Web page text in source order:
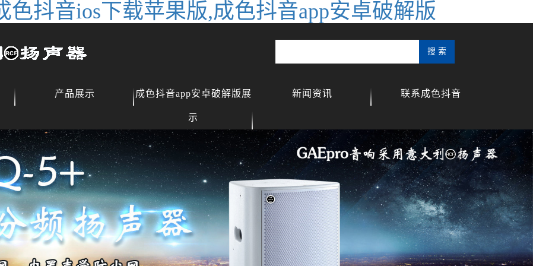
色抖音ios下载苹果版,成色抖音app安卓破解版
产品展示 成色抖音app安卓破解版展
示
新闻资讯 联系成色抖音